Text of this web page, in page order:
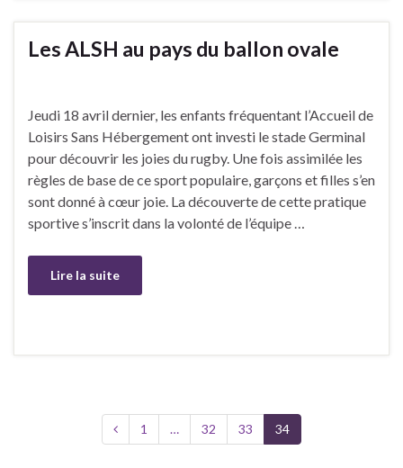
Les ALSH au pays du ballon ovale
Jeudi 18 avril dernier, les enfants fréquentant l’Accueil de
Loisirs Sans Hébergement ont investi le stade Germinal
pour découvrir les joies du rugby. Une fois assimilée les
règles de base de ce sport populaire, garçons et filles s’en
sont donné à cœur joie. La découverte de cette pratique
sportive s’inscrit dans la volonté de l’équipe …
Lire la suite
1 … 32 33 34